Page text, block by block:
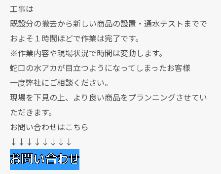
工事は
既設分の撤去から新しい商品の設置・通水テストまでで
およそ１時間ほどで作業は完了です。
※作業内容や現場状況で時間は変動します。
蛇口の水アカが目立つようになってしまったお客様
一度弊社にご相談ください。
現場を下見の上、より良い商品をプランニングさせてい
ただきます。
お問い合わせはこちら
↓↓↓↓↓↓↓↓